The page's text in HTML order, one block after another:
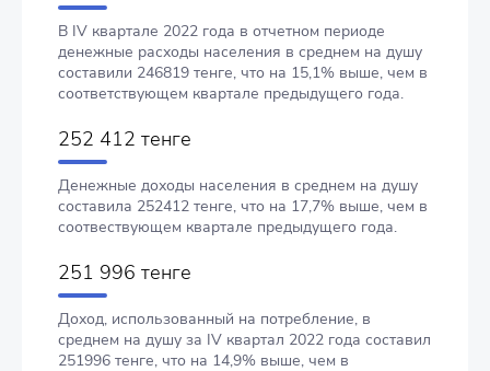
В IV квартале 2022 года в отчетном периоде
денежные расходы населения в среднем на душу
составили 246819 тенге, что на 15,1% выше, чем в
соответствующем квартале предыдущего года.
252 412 тенге
Денежные доходы населения в среднем на душу
составила 252412 тенге, что на 17,7% выше, чем в
соотвествующем квартале предыдущего года.
251 996 тенге
Доход, использованный на потребление, в
среднем на душу за IV квартал 2022 года составил
251996 тенге, что на 14,9% выше, чем в